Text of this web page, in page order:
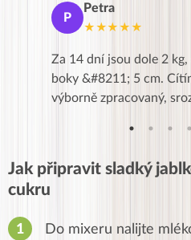
P
Petra
★★★★★
Za 14 dní jsou dole 2
boky &#8211; 5 cm.
výborně zpracovaný,
Jak připravit sladký
cukru
Do mixeru nalijte